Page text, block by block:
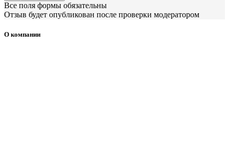
Все поля формы обязательны
Отзыв будет опубликован после проверки модератором
О компании